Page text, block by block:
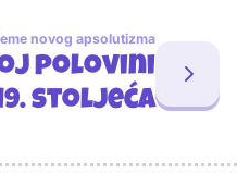
novog apsolutizma
polovini
stoljeća